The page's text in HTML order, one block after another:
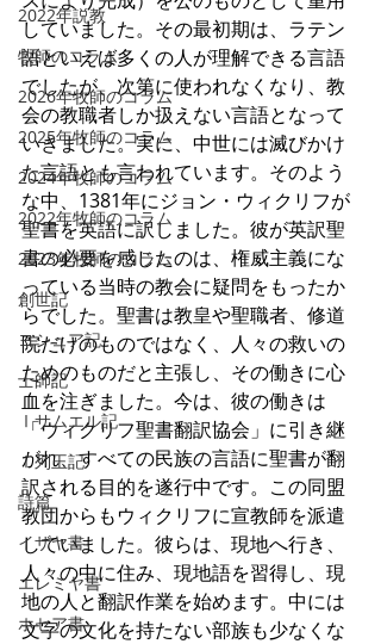
2022年説教
牧師のコラム
2026年牧師のコラム
2025年牧師のコラム
2024年牧師のコラム
2022年牧師のコラム
2023年牧師のコラム
創世記
ヨシュア記
士師記
Ⅰサムエル記
Ⅰ列王記
詩篇
イザヤ書
エレミヤ書
ホセア書
していました。その最初期は、ラテン
語といえば多くの人が理解できる言語
でしたが、次第に使われなくなり、教
会の教職者しか扱えない言語となって
いきました。実に、中世には滅びかけ
た言語とも言われています。そのよう
な中、1381年にジョン・ウィクリフが
聖書を英語に訳しました。彼が英訳聖
書の必要を感じたのは、権威主義にな
っている当時の教会に疑問をもったか
らでした。聖書は教皇や聖職者、修道
院だけのものではなく、人々の救いの
ためのものだと主張し、その働きに心
血を注ぎました。今は、彼の働きは
「ウィクリフ聖書翻訳協会」に引き継
がれ、すべての民族の言語に聖書が翻
訳される目的を遂行中です。この同盟
教団からもウィクリフに宣教師を派遣
していました。彼らは、現地へ行き、
人々の中に住み、現地語を習得し、現
地の人と翻訳作業を始めます。中には
文字の文化を持たない部族も少なくな